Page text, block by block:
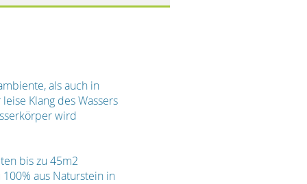
als auch in
Klang des Wassers
wird
bis zu 45m2
aus Naturstein in